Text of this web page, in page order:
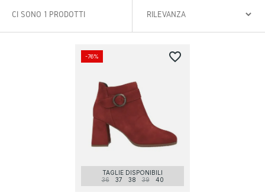
CI SONO 1 PRODOTTI
TAGLIE DISPONIBILI
36
37 38 39 40
-76% favorite_border